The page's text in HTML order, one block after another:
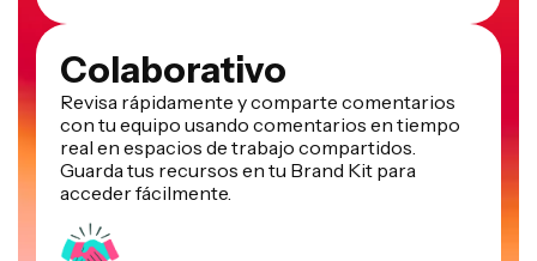
Colaborativo
Revisa rápidamente y comparte comentarios
con tu equipo usando comentarios en tiempo
real en espacios de trabajo compartidos.
Guarda tus recursos en tu Brand Kit para
acceder fácilmente.